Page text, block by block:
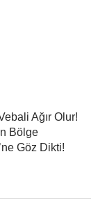
Ağır Olur!
Bölge
Göz Dikti!